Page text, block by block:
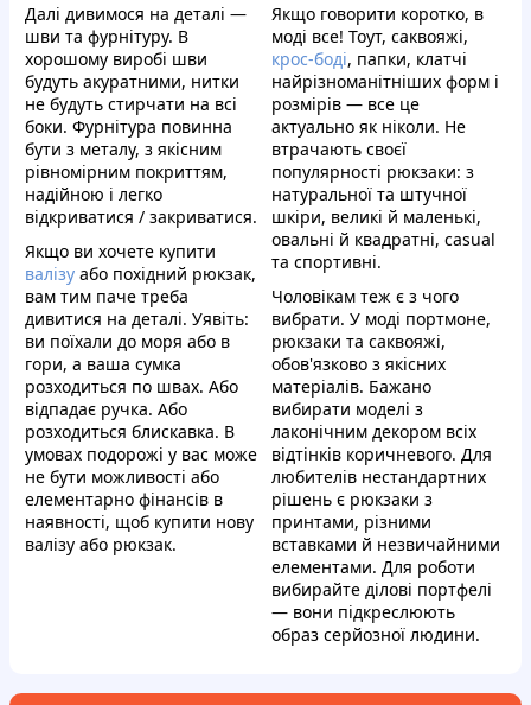
Далі дивимося на деталі —
шви та фурнітуру. В
хорошому виробі шви
будуть акуратними, нитки
не будуть стирчати на всі
боки. Фурнітура повинна
бути з металу, з якісним
рівномірним покриттям,
надійною і легко
відкриватися / закриватися.
Якщо ви хочете купити
валізу або похідний рюкзак,
вам тим паче треба
дивитися на деталі. Уявіть:
ви поїхали до моря або в
гори, а ваша сумка
розходиться по швах. Або
відпадає ручка. Або
розходиться блискавка. В
умовах подорожі у вас може
не бути можливості або
елементарно фінансів в
наявності, щоб купити нову
валізу або рюкзак.
Якщо говорити коротко, в
моді все! Тоут, саквояжі,
крос-боді, папки, клатчі
найрізноманітніших форм і
розмірів — все це
актуально як ніколи. Не
втрачають своєї
популярності рюкзаки: з
натуральної та штучної
шкіри, великі й маленькі,
овальні й квадратні, casual
та спортивні.
Чоловікам теж є з чого
вибрати. У моді портмоне,
рюкзаки та саквояжі,
обов'язково з якісних
матеріалів. Бажано
вибирати моделі з
лаконічним декором всіх
відтінків коричневого. Для
любителів нестандартних
рішень є рюкзаки з
принтами, різними
вставками й незвичайними
елементами. Для роботи
вибирайте ділові портфелі
— вони підкреслюють
образ серйозної людини.